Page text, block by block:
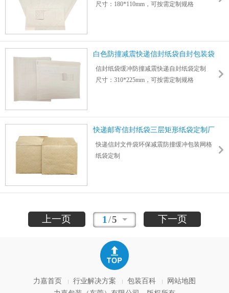
尺寸：180*110mm，可按需定制规格
白色防撞减震快递信封纸袋自封包装袋
信封纸袋缓冲防撞减震快递自封纸袋定制
尺寸：310*225mm，可按需定制规格
快递邮寄信封纸袋三层矩形纸袋定制厂
家
快递信封文件袋环保减震防撞缓冲包装网格
纸袋定制
上一页 1 /5 下一页
力嘉首页 行业解决方案 包装百科
网站地图